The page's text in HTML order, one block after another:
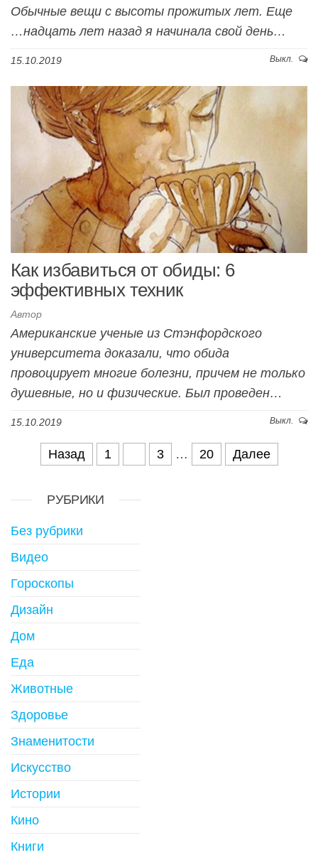
Обычные вещи с высоты прожитых лет. Еще
…надцать лет назад я начинала свой день…
15.10.2019 Выкл.
Как избавиться от обиды: 6
эффективных техник
Автор
Американские ученые из Стэнфордского
университета доказали, что обида
провоцирует многие болезни, причем не только
душевные, но и физические. Был проведен…
15.10.2019 Выкл.
Навигация по записям
Назад 1 3 … 20 Далее
РУБРИКИ
Без рубрики
Видео
Гороскопы
Дизайн
Дом
Еда
Животные
Здоровье
Знаменитости
Искусство
Истории
Кино
Книги